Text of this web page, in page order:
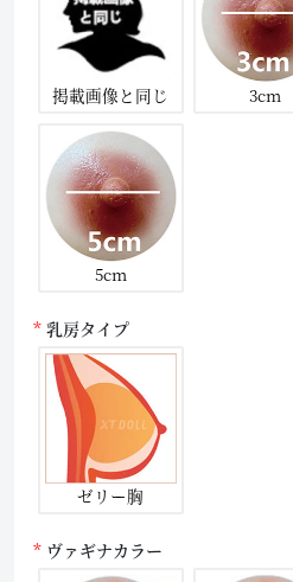
掲載画像と同じ 3cm
5cm
乳房タイプ
ゼリー胸
ヴァギナカラー